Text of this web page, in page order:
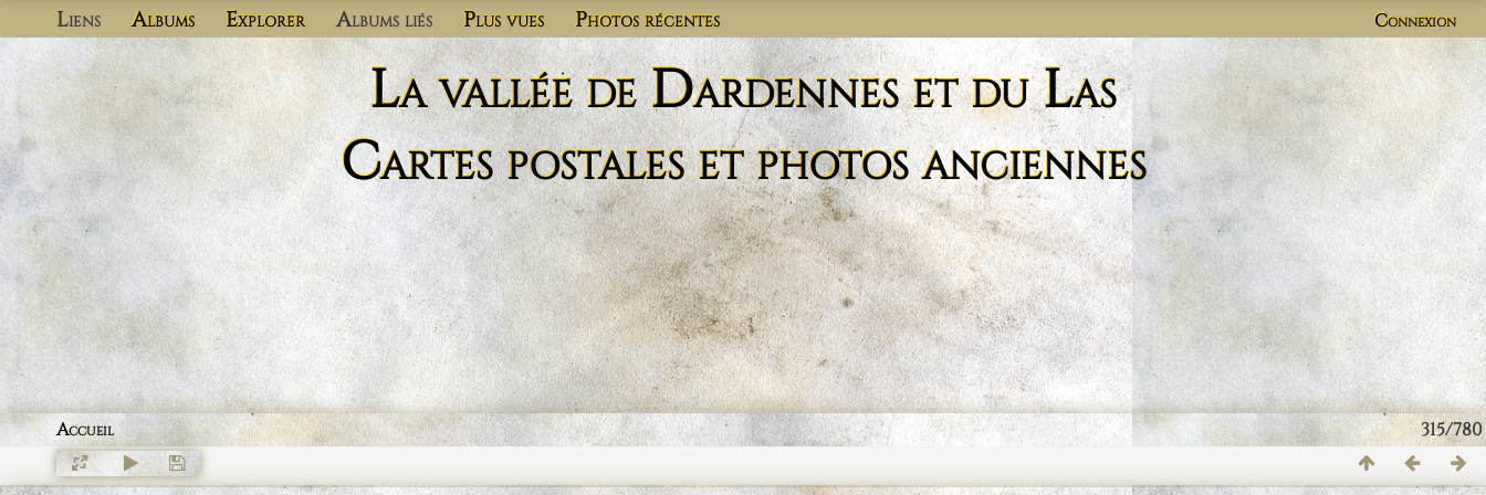
Liens Albums Explorer Albums liés Plus vues Photos récentes Connexion
La vallée de Dardennes et du Las
Cartes postales et photos anciennes
315/780
Accueil